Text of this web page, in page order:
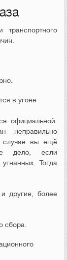
в угоне.
официальной.
неправильно
случае вы ещё
дело, если
Тогда
другие, более
сбора.